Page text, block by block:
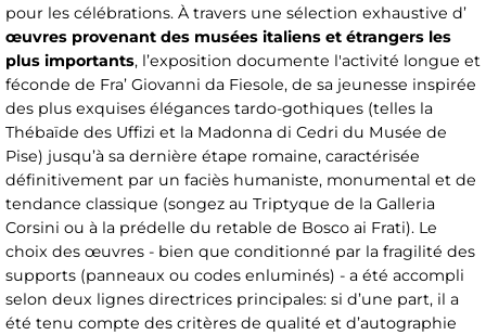
pour les célébrations. À travers une sélection exhaustive d’
œuvres provenant des musées italiens et étrangers les
plus importants, l’exposition documente l'activité longue et
féconde de Fra’ Giovanni da Fiesole, de sa jeunesse inspirée
des plus exquises élégances tardo-gothiques (telles la
Thébaïde des Uffizi et la Madonna di Cedri du Musée de
Pise) jusqu’à sa dernière étape romaine, caractérisée
définitivement par un faciès humaniste, monumental et de
tendance classique (songez au Triptyque de la Galleria
Corsini ou à la prédelle du retable de Bosco ai Frati). Le
choix des œuvres - bien que conditionné par la fragilité des
supports (panneaux ou codes enluminés) - a été accompli
selon deux lignes directrices principales: si d’une part, il a
été tenu compte des critères de qualité et d’autographie